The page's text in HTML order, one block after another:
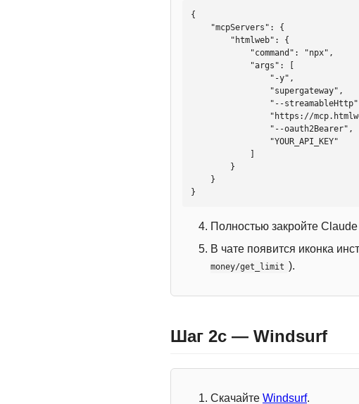
{
}
Полностью закройте
В чате появится иконка
money/get_limit ).
Шаг 2c — Windsurf
Скачайте Windsurf.